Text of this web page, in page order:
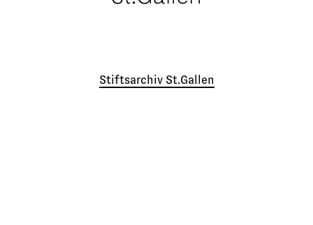
Stiftsarchiv St.Gallen